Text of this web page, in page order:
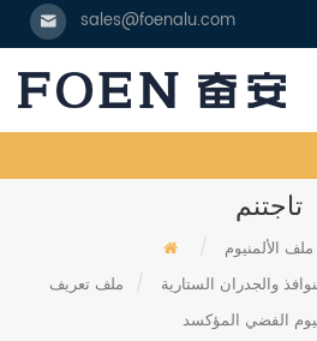
sales@foenalu.com
تاجتنم
ملف الألمنيوم
/
والجدران الستارية
/
ملف تعريف
الفضي المؤكسد